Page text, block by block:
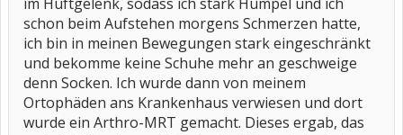
schon beim Aufstehen morgens Schmerzen hatte,
ich bin in meinen Bewegungen stark eingeschränkt
und bekomme keine Schuhe mehr an geschweige
denn Socken. Ich wurde dann von meinem
Ortophäden ans Krankenhaus verwiesen und dort
wurde ein Arthro-MRT gemacht. Dieses ergab, das